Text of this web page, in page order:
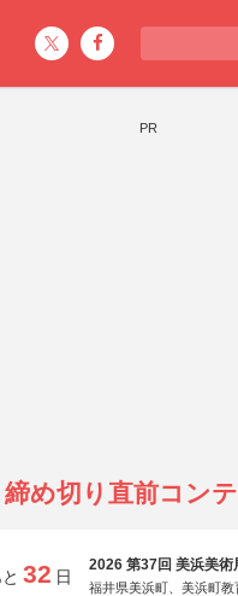
PR
締め切り直前コン
32 日
2026 第37回 美浜美術
福井県美浜町、美浜町教